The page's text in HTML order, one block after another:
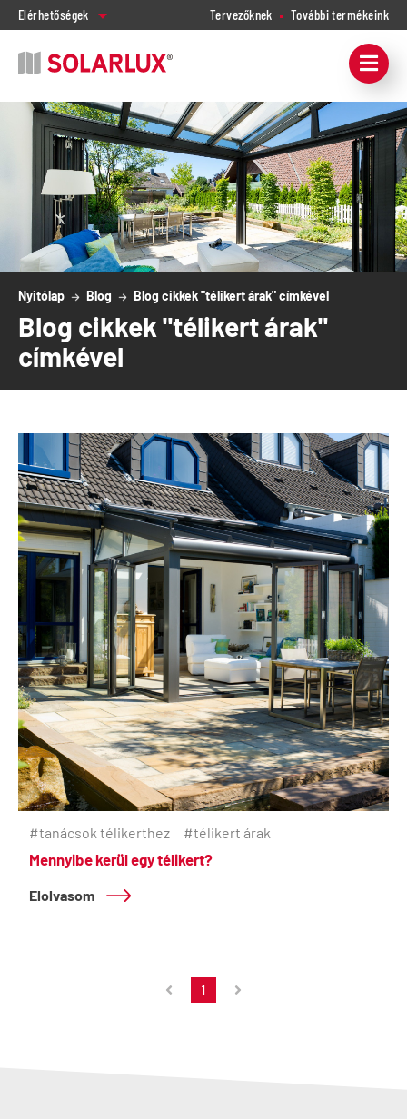
Elérhetőségek Tervezőknek További termékeink
Nyitólap Blog Blog cikkek "télikert árak" címkével
Blog cikkek "télikert árak"
címkével
#tanácsok télikerthez #télikert árak
Mennyibe kerül egy télikert?
Elolvasom
1